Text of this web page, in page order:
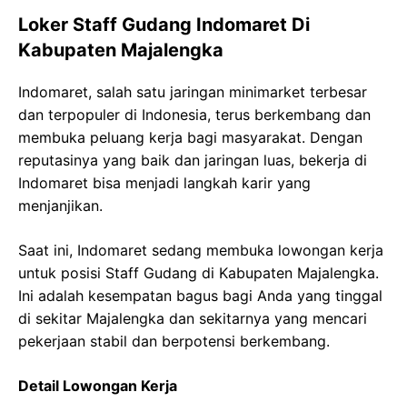
Loker Staff Gudang Indomaret Di
Kabupaten Majalengka
Indomaret, salah satu jaringan minimarket terbesar
dan terpopuler di Indonesia, terus berkembang dan
membuka peluang kerja bagi masyarakat. Dengan
reputasinya yang baik dan jaringan luas, bekerja di
Indomaret bisa menjadi langkah karir yang
menjanjikan.
Saat ini, Indomaret sedang membuka lowongan kerja
untuk posisi Staff Gudang di Kabupaten Majalengka.
Ini adalah kesempatan bagus bagi Anda yang tinggal
di sekitar Majalengka dan sekitarnya yang mencari
pekerjaan stabil dan berpotensi berkembang.
Detail Lowongan Kerja